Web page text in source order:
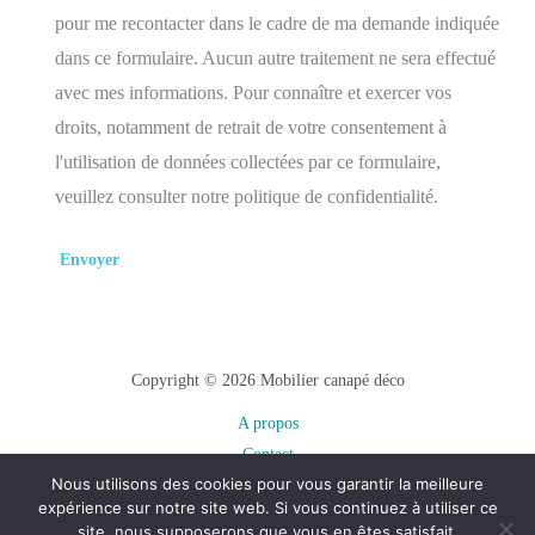
pour me recontacter dans le cadre de ma demande indiquée
dans ce formulaire. Aucun autre traitement ne sera effectué
avec mes informations. Pour connaître et exercer vos
droits, notamment de retrait de votre consentement à
l'utilisation de données collectées par ce formulaire,
veuillez consulter notre politique de confidentialité.
Copyright © 2026 Mobilier canapé déco
A propos
Contact
Plan du site
Mentions légales
Nous utilisons des cookies pour vous garantir la meilleure
expérience sur notre site web. Si vous continuez à utiliser ce